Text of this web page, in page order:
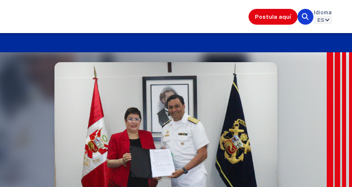
Postula aquí
Idioma